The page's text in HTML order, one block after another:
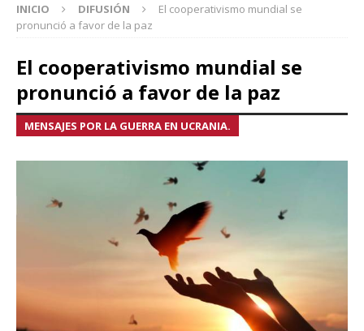
INICIO DIFUSIÓN
El cooperativismo mundial se
pronunció a favor de la paz
El cooperativismo mundial se
pronunció a favor de la paz
MENSAJES POR LA GUERRA EN UCRANIA.